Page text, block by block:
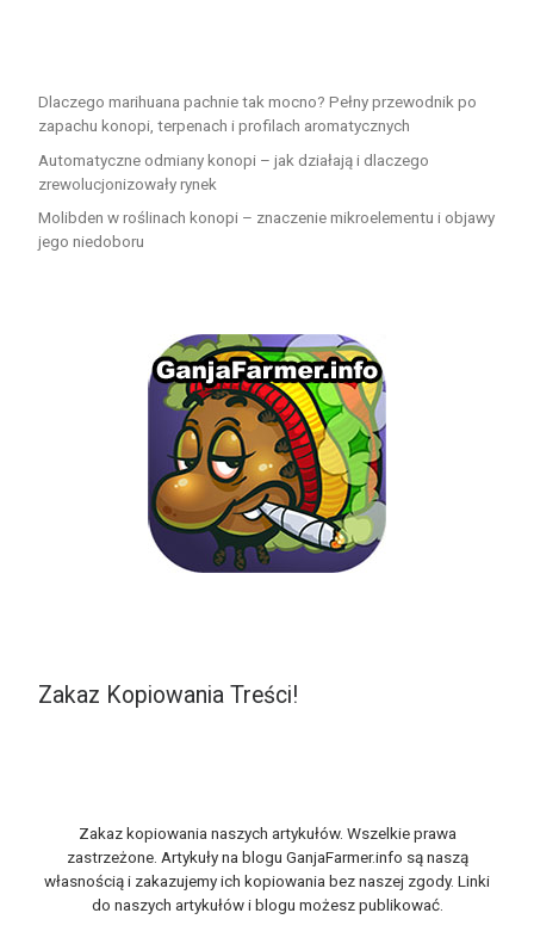
Dlaczego marihuana pachnie tak mocno? Pełny przewodnik po
zapachu konopi, terpenach i profilach aromatycznych
Automatyczne odmiany konopi – jak działają i dlaczego
zrewolucjonizowały rynek
Molibden w roślinach konopi – znaczenie mikroelementu i objawy
jego niedoboru
Zakaz Kopiowania Treści!
Zakaz kopiowania naszych artykułów. Wszelkie prawa
zastrzeżone. Artykuły na blogu GanjaFarmer.info są naszą
własnością i zakazujemy ich kopiowania bez naszej zgody. Linki
do naszych artykułów i blogu możesz publikować.